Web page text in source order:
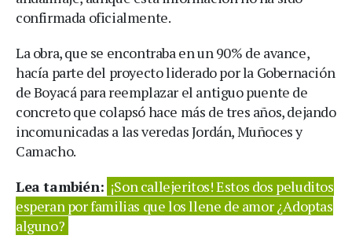
confirmada oficialmente.
La obra, que se encontraba en un 90% de avance,
hacía parte del proyecto liderado por la Gobernación
de Boyacá para reemplazar el antiguo puente de
concreto que colapsó hace más de tres años, dejando
incomunicadas a las veredas Jordán, Muñoces y
Camacho.
Lea también: ¡Son callejeritos! Estos dos peluditos
esperan por familias que los llene de amor ¿Adoptas
alguno?